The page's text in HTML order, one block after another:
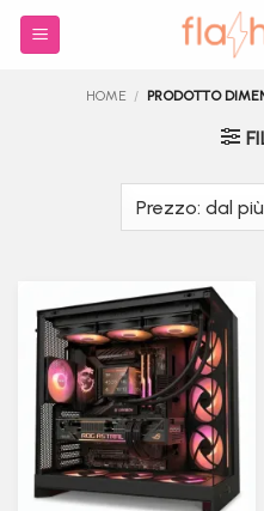
Salta
HOME / PRODOTTO